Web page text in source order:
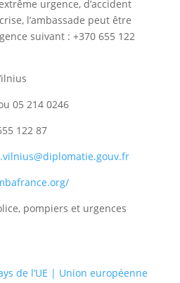
urgence, d’accident
l’ambassade peut être
suivant : +370 655 122
05 214 0246
122 87
pompiers et urgences
de l’UE | Union européenne